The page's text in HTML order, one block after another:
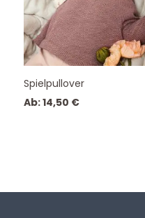
Spielpullover
Ab:14,50 €